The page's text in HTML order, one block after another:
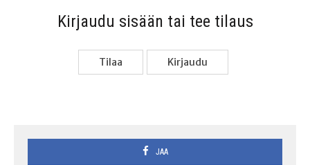
Kir­jau­du sisään tai tee tilaus
Tilaa Kir­jau­du
JAA